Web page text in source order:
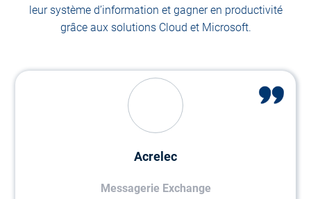
leur système d’information et gagner en productivité
grâce aux solutions Cloud et Microsoft.
Acrelec
Messagerie Exchange